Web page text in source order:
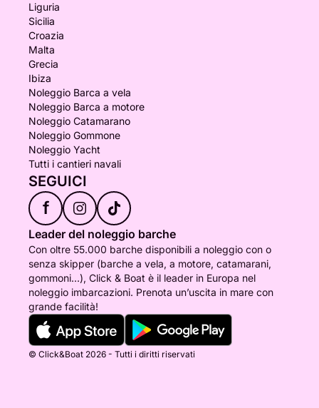
Liguria
Sicilia
Croazia
Malta
Grecia
Ibiza
Noleggio Barca a vela
Noleggio Barca a motore
Noleggio Catamarano
Noleggio Gommone
Noleggio Yacht
Tutti i cantieri navali
SEGUICI
f
Leader del noleggio barche
Con oltre 55.000 barche disponibili a noleggio con o
senza skipper (barche a vela, a motore, catamarani,
gommoni...), Click & Boat è il leader in Europa nel
noleggio imbarcazioni. Prenota un’uscita in mare con
grande facilità!
© Click&Boat 2026 - Tutti i diritti riservati